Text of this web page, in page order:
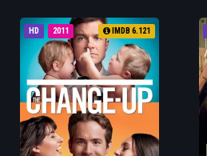
HD 2011 IMDB 6.121